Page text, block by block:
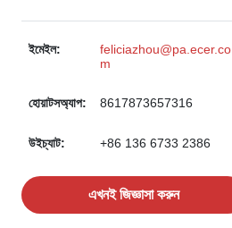
ইমেইল:
feliciazhou@pa.ecer.co
m
হোয়াটসঅ্যাপ: 8617873657316
উইচ্যাট: +86 136 6733 2386
এখনই জিজ্ঞাসা করুন